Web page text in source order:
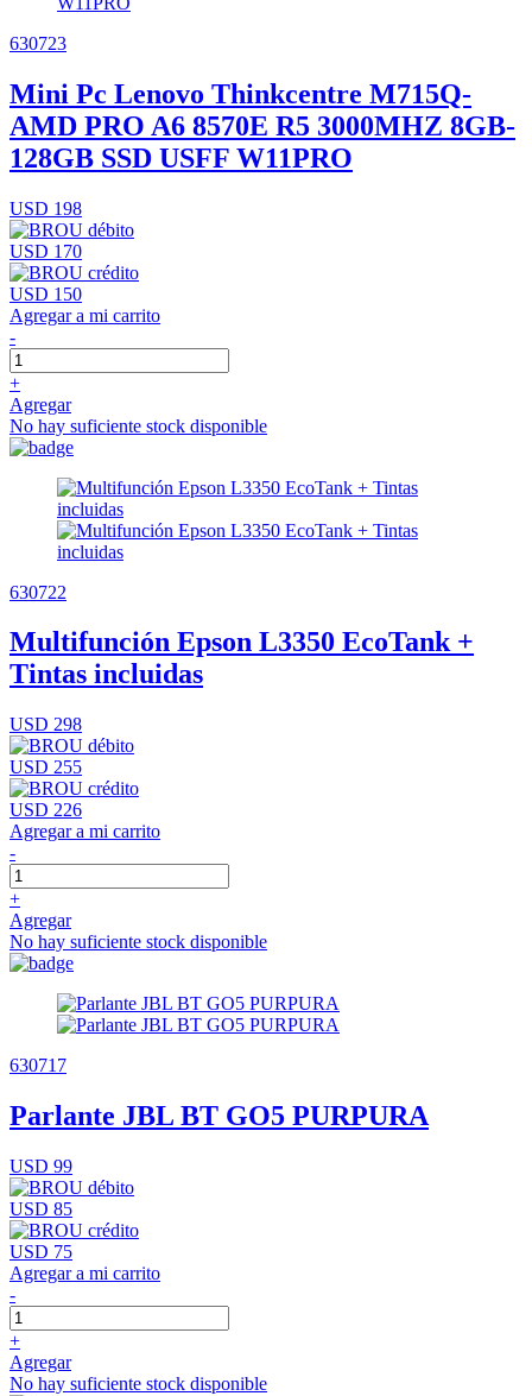
630723
Mini Pc Lenovo Thinkcentre M715Q-
AMD PRO A6 8570E R5 3000MHZ 8GB-
128GB SSD USFF W11PRO
USD 198
USD 170
USD 150
Agregar a mi carrito
-
+
Agregar
No hay suficiente stock disponible
630722
Multifunción Epson L3350 EcoTank +
Tintas incluidas
USD 298
USD 255
USD 226
Agregar a mi carrito
-
+
Agregar
No hay suficiente stock disponible
630717
Parlante JBL BT GO5 PURPURA
USD 99
USD 85
USD 75
Agregar a mi carrito
-
+
Agregar
No hay suficiente stock disponible